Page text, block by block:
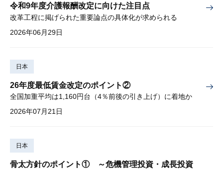
令和9年度介護報酬改定に向けた注目点
改革工程に掲げられた重要論点の具体化が求められる
2026年06月29日
日本
26年度最低賃金改定のポイント②
全国加重平均は1,160円台（4％前後の引き上げ）に着地か
2026年07月21日
日本
骨太方針のポイント① ～危機管理投資・成長投資